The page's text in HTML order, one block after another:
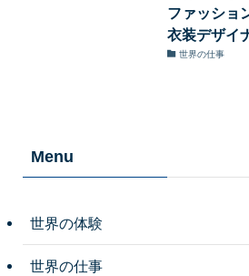
ファッショ
衣装デザイ
世界の仕事
Menu
世界の体験
世界の仕事